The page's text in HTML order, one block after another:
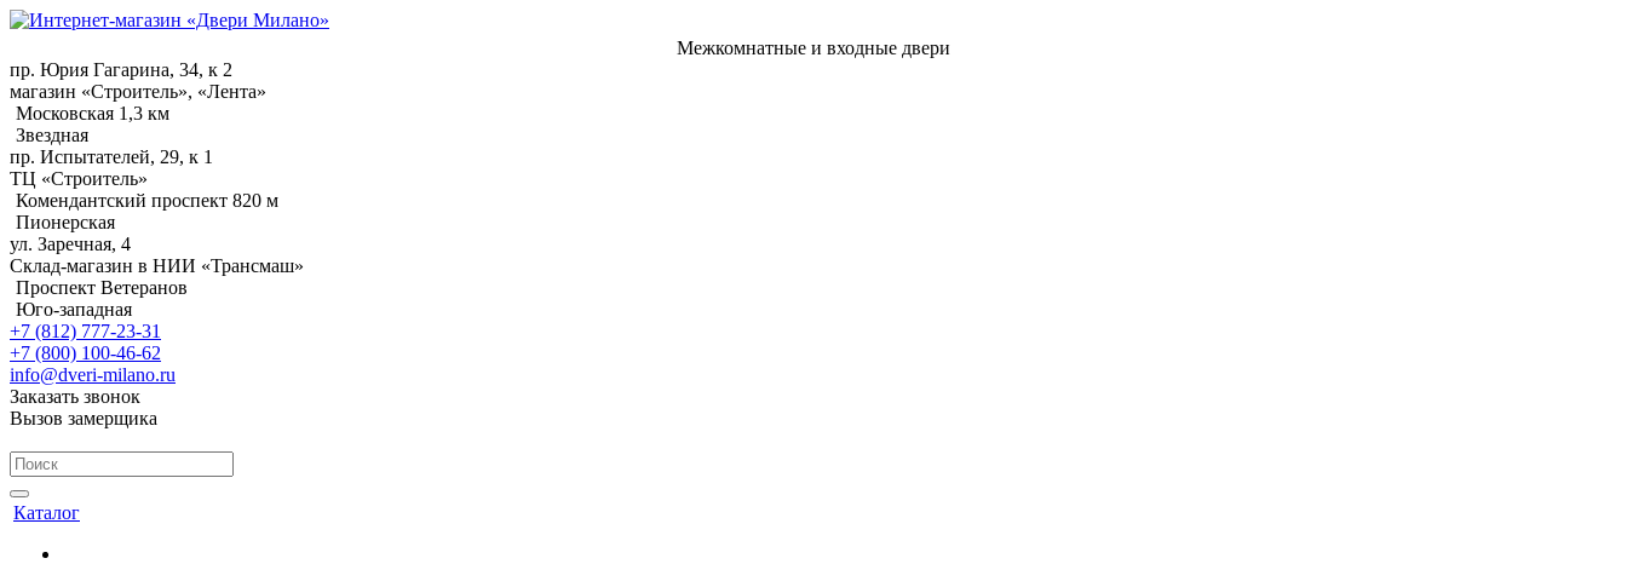
Межкомнатные и входные двери
пр. Юрия Гагарина, 34, к 2
магазин «Строитель», «Лента»
Московская 1,3 км
Звездная
пр. Испытателей, 29, к 1
ТЦ «Строитель»
Комендантский проспект 820 м
Пионерская
ул. Заречная, 4
Склад-магазин в НИИ «Трансмаш»
Проспект Ветеранов
Юго-западная
+7 (812) 777-23-31
+7 (800) 100-46-62
info@dveri-milano.ru
Заказать звонок
Вызов замерщика
Каталог